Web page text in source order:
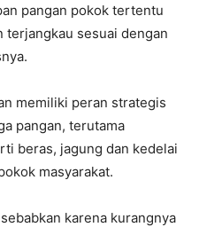
pangan pokok tertentu
terjangkau sesuai dengan
memiliki peran strategis
pangan, terutama
beras, jagung dan kedelai
masyarakat.
karena kurangnya